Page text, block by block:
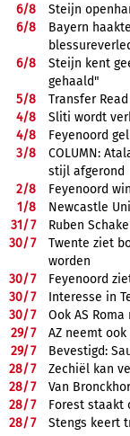
6/8
Steijn
6/8
Bayern
6/8
Steijn kent
gehaald"
5/8
Transfer
4/8
Sliti wordt
4/8
Feyenoord
3/8
COLUMN:
stijl afgerond
2/8
Feyenoord
1/8
Newcastle
31/7
Ruben
30/7
Twente ziet
worden
30/7
Feyenoord
30/7
Interesse in
30/7
Ook AS
29/7
AZ neemt
29/7
Bevestigd:
28/7
Zechiël kan
28/7
Van
28/7
Forest staakt
28/7 Stengs keert